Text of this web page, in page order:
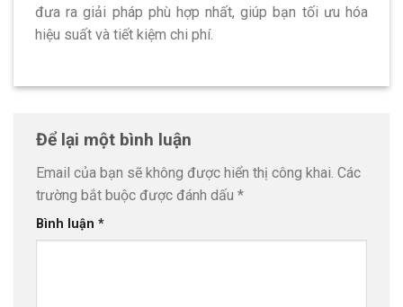
đưa ra giải pháp phù hợp nhất, giúp bạn tối ưu hóa
hiệu suất và tiết kiệm chi phí.
Để lại một bình luận
Email của bạn sẽ không được hiển thị công khai. Các
trường bắt buộc được đánh dấu *
Bình luận *